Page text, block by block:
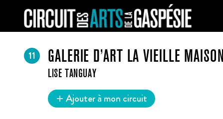
11 GALERIE D’ART LA VIEILLE MAISON
LISE TANGUAY
Ajouter à mon circuit